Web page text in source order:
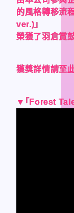
的風格轉移流
ver.)」
榮獲了羽倉賞
獲獎詳情請至
▼「Forest
的風格轉移流
ver.)」
榮獲了羽倉賞
獲獎詳情請至
▼「Forest
的風格轉移流
ver.)」
榮獲了羽倉賞
獲獎詳情請至
▼「Forest
Language
English
Language
English
的風格轉移流
ver.)」
榮獲了羽倉賞
獲獎詳情請至
▼「Forest